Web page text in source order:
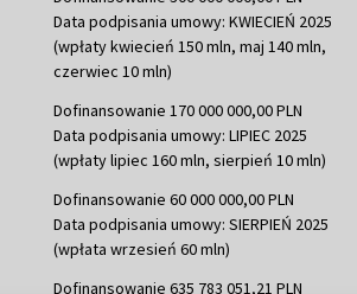
Data podpisania umowy: KWIECIEŃ 2025
(wpłaty kwiecień 150 mln, maj 140 mln,
czerwiec 10 mln)
Dofinansowanie 170 000 000,00 PLN
Data podpisania umowy: LIPIEC 2025
(wpłaty lipiec 160 mln, sierpień 10 mln)
Dofinansowanie 60 000 000,00 PLN
Data podpisania umowy: SIERPIEŃ 2025
(wpłata wrzesień 60 mln)
Dofinansowanie 635 783 051,21 PLN